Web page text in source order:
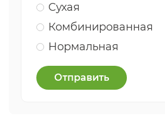
Сухая
Комбинированная
Нормальная
Отправить